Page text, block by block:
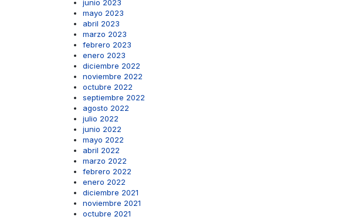
junio 2023
mayo 2023
abril 2023
marzo 2023
febrero 2023
enero 2023
diciembre 2022
noviembre 2022
octubre 2022
septiembre 2022
agosto 2022
julio 2022
junio 2022
mayo 2022
abril 2022
marzo 2022
febrero 2022
enero 2022
diciembre 2021
noviembre 2021
octubre 2021